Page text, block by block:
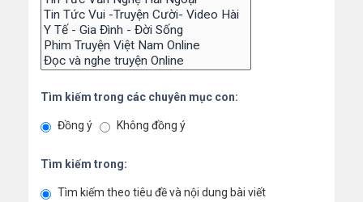
Tìm kiếm trong các chuyên mục con:
Đồng ý Không đồng ý
Tìm kiếm trong:
Tìm kiếm theo tiêu đề và nội dung bài viết